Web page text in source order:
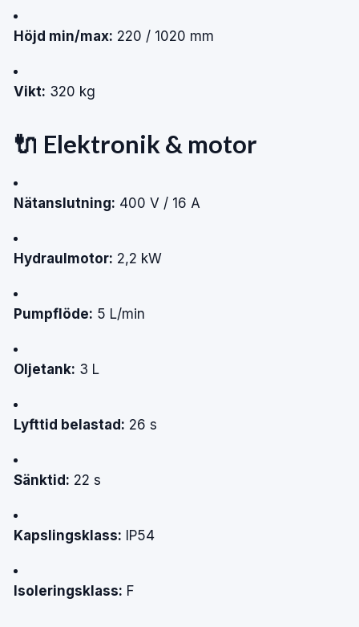
Höjd min/max: 220 / 1020 mm
Vikt: 320 kg
🔌 Elektronik & motor
Nätanslutning: 400 V / 16 A
Hydraulmotor: 2,2 kW
Pumpflöde: 5 L/min
Oljetank: 3 L
Lyfttid belastad: 26 s
Sänktid: 22 s
Kapslingsklass: IP54
Isoleringsklass: F